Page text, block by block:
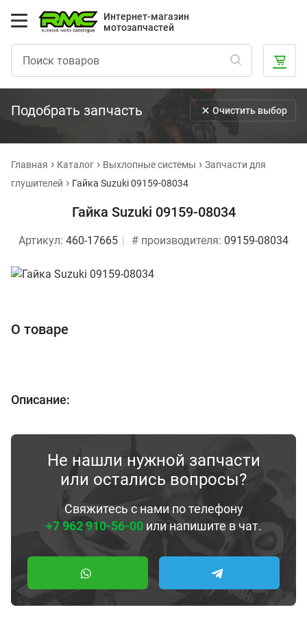
Интернет-магазин
мотозапчастей
Подобрать запчасть Очистить выбор
Главная Каталог Выхлопные системы
Запчасти для
глушителей
Гайка Suzuki 09159-08034
Гайка Suzuki 09159-08034
Артикул: 460-17665 # производителя: 09159-08034
О товаре
Описание:
Не нашли нужной запчасти
или остались вопросы?
Свяжитесь с нами по телефону
+7 962 910-56-00или напишите в чат.